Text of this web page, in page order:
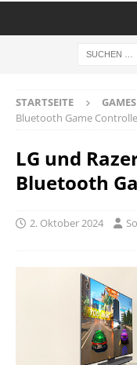
STARTSEITE GAMES
Bluetooth Game
LG und
Bluetooth
2. Oktober 2024